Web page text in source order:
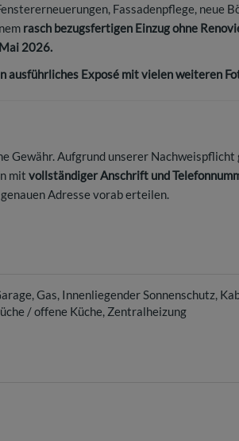
Fassadenpflege, neue
rasch bezugsfertigen Einzug ohne
2026.
ausführliches Exposé mit vielen weiteren
Gewähr. Aufgrund unserer
mit vollständiger Anschrift und
Adresse vorab erteilen.
Gas Innenliegender Sonnenschutz
/ offene Küche Zentralheizung